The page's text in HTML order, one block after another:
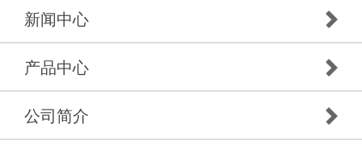
新闻中心
产品中心
公司简介